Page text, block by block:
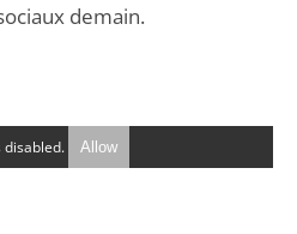
demain.
disabled. Allow